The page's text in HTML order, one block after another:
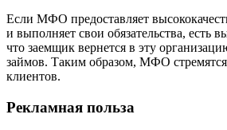
Если МФО предоставляет
и выполняет свои обязательства, есть
что заемщик вернется в эту
займов. Таким образом, МФО
клиентов.
Рекламная польза